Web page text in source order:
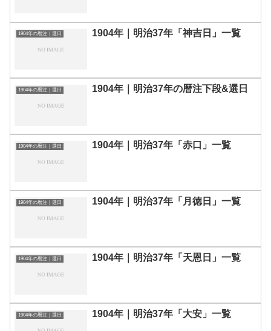
1904年の暦注｜選日 1904年｜明治37年「神吉日」一覧
1904年の暦注｜選日 1904年｜明治37年の暦注下段&選日
1904年の暦注｜選日 1904年｜明治37年「赤口」一覧
1904年の暦注｜選日 1904年｜明治37年「月徳日」一覧
1904年の暦注｜選日 1904年｜明治37年「天恩日」一覧
1904年の暦注｜選日 1904年｜明治37年「大安」一覧